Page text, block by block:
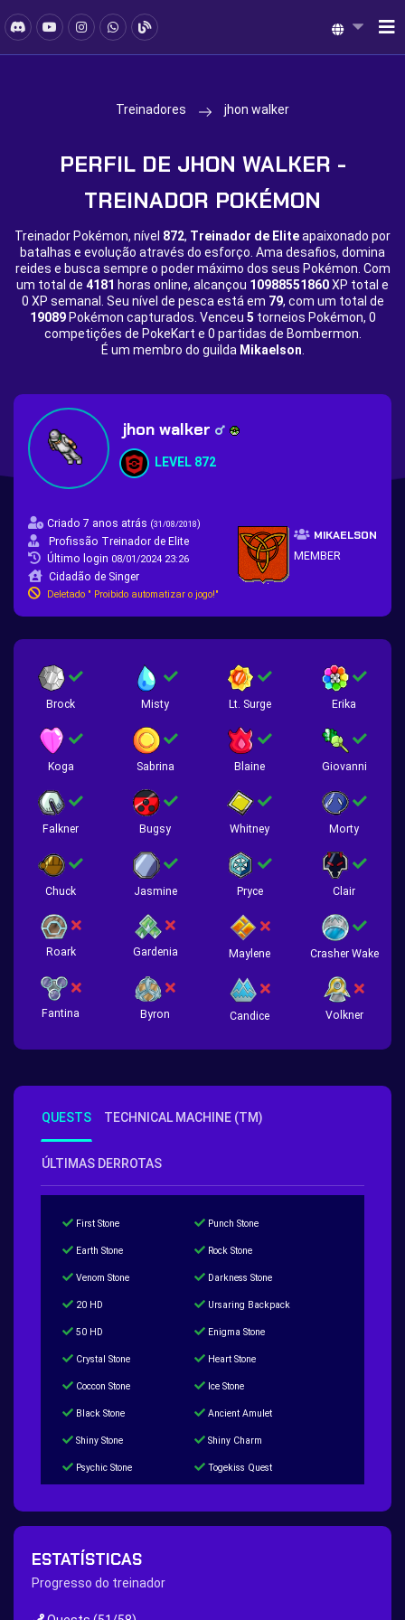
Treinadores jhon walker
PERFIL DE JHON WALKER -
TREINADOR POKÉMON
Treinador Pokémon, nível 872, Treinador de Eliteapaixonado por
batalhas e evolução através do esforço. Ama desafios, domina
reides e busca sempre o poder máximo dos seus Pokémon. Com
um total de 4181 horas online, alcançou 10988551860XP total e
0 XP semanal. Seu nível de pesca está em 79, com um total de
19089Pokémon capturados. Venceu 5 torneios Pokémon, 0
competições de PokeKart e 0 partidas de Bombermon.
É um membro do guilda Mikaelson
jhon walker
LEVEL 872
Criado 7 anos atrás (31/08/2018)
Profissão Treinador de Elite
Último login 08/01/2024 23:26
Cidadão de Singer
Deletado " Proibido automatizar o jogo!"
MIKAELSON
MEMBER
Brock Misty Lt. Surge Erika
Koga Sabrina Blaine Giovanni
Falkner Bugsy Whitney Morty
Chuck Jasmine Pryce Clair
Roark Gardenia Maylene Crasher Wake
Fantina Byron Candice Volkner
QUESTS TECHNICAL MACHINE (TM)
ÚLTIMAS DERROTAS
First Stone Punch Stone
Earth Stone Rock Stone
Venom Stone Darkness Stone
20 HD Ursaring Backpack
50 HD Enigma Stone
Crystal Stone Heart Stone
Coccon Stone Ice Stone
Black Stone Ancient Amulet
Shiny Stone Shiny Charm
Psychic Stone Togekiss Quest
200 Great Ball Quest
Hippie Outfit Quest
ESTATÍSTICAS
Progresso do treinador